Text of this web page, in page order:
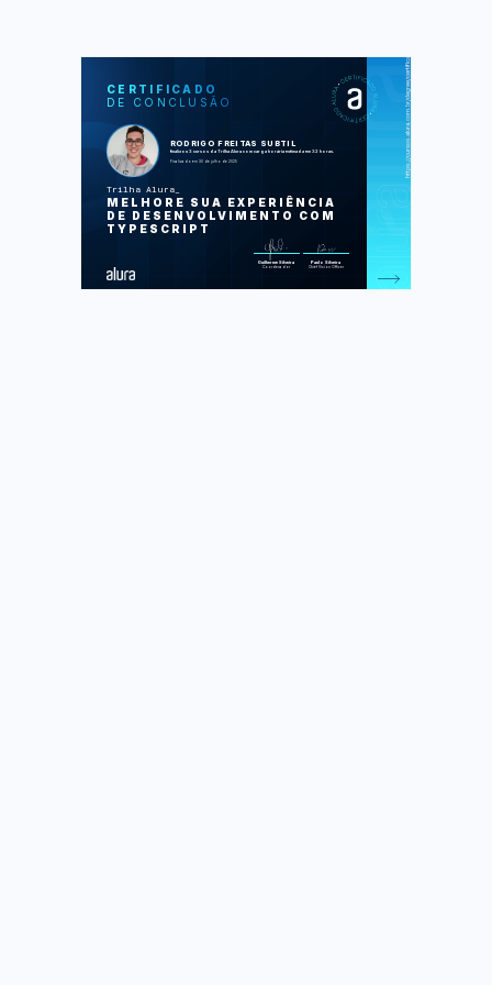
CERTIFICADO
DE CONCLUSÃO
RODRIGO FREITAS SUBTIL
finalizou 3 cursos da Trilha Alura com carga horária estimada em 32 horas.
Finalizado em 30 de julho de 2025
Trilha Alura
MELHORE SUA EXPERIÊNCIA
DE DESENVOLVIMENTO COM
TYPESCRIPT
Guilherme Silveira
Coordenador
Paulo Silveira
Chief Vision Officer
CUR
SOS
TypeScript Part 1: Evolving Your
JavaScript
Typescript parte 3: mais técnicas e